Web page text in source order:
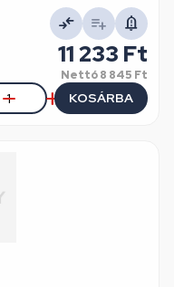
11 233 Ft
Nettó8 845 Ft
KOSÁRBA